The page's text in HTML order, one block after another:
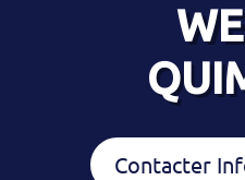
Contacter